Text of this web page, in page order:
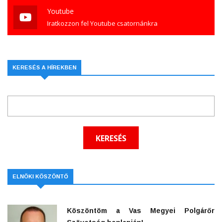
Youtube
Iratkozzon fel Youtube csatornánkra
KERESÉS A HÍREKBEN
ELNÖKI KÖSZÖNTŐ
Köszöntöm a Vas Megyei Polgárőr